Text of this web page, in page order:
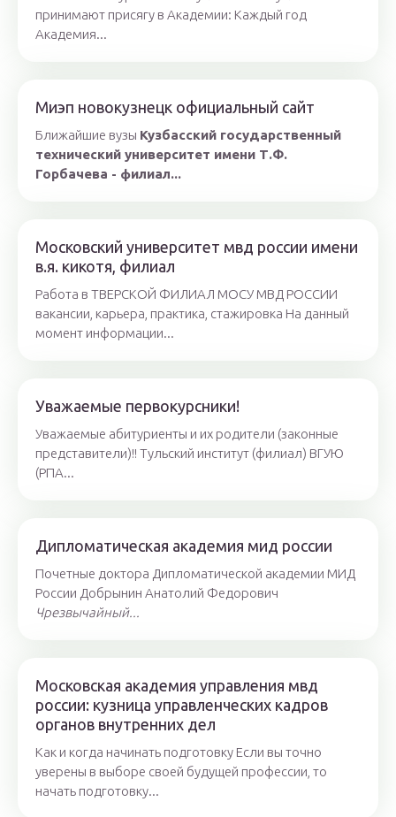
принимают присягу в Академии: Каждый год
Академия...
Миэп новокузнецк официальный сайт
Ближайшие вузы Кузбасский государственный
технический университет имени Т.Ф.
Горбачева - филиал...
Московский университет мвд россии имени
в.я. кикотя, филиал
Работа в ТВЕРСКОЙ ФИЛИАЛ МОСУ МВД РОССИИ
вакансии, карьера, практика, стажировка На данный
момент информации...
Уважаемые первокурсники!
Уважаемые абитуриенты и их родители (законные
представители)!! Тульский институт (филиал) ВГУЮ
(РПА...
Дипломатическая академия мид россии
Почетные доктора Дипломатической академии МИД
России Добрынин Анатолий Федорович
Чрезвычайный...
Московская академия управления мвд
россии: кузница управленческих кадров
органов внутренних дел
Как и когда начинать подготовку Если вы точно
уверены в выборе своей будущей профессии, то
начать подготовку...